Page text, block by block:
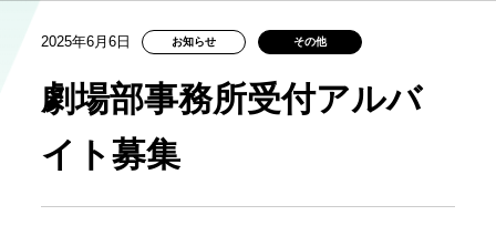
2025年6月6日 お知らせ その他
劇場部事務所受付アルバ
イト募集